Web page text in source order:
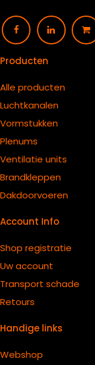
Producten
Alle producten
Luchtkanalen
Vormstukken
Plenums
Ventilatie units
Brandkleppen
Dakdoorvoeren
Account Info
Shop registratie
Uw account
Transport schade
Retours
Handige links
Webshop